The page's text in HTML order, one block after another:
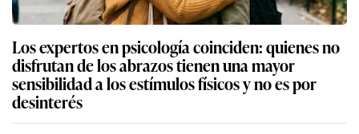
Los expertos en psicología coinciden: quienes no
disfrutan de los abrazos tienen una mayor
sensibilidad a los estímulos físicos y no es por
desinterés